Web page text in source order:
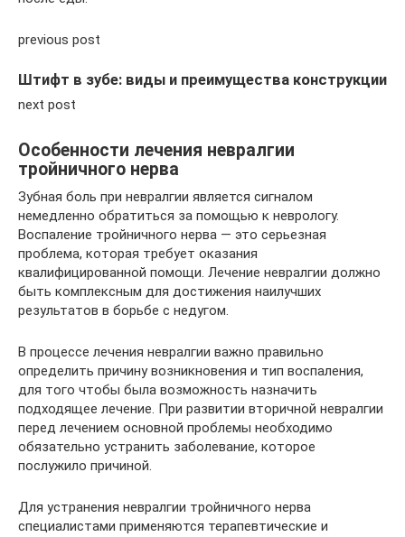
previous post
Штифт в зубе: виды и преимущества конструкции
next post
Особенности лечения невралгии
тройничного нерва
Зубная боль при невралгии является сигналом
немедленно обратиться за помощью к неврологу.
Воспаление тройничного нерва — это серьезная
проблема, которая требует оказания
квалифицированной помощи. Лечение невралгии должно
быть комплексным для достижения наилучших
результатов в борьбе с недугом.
В процессе лечения невралгии важно правильно
определить причину возникновения и тип воспаления,
для того чтобы была возможность назначить
подходящее лечение. При развитии вторичной невралгии
перед лечением основной проблемы необходимо
обязательно устранить заболевание, которое
послужило причиной.
Для устранения невралгии тройничного нерва
специалистами применяются терапевтические и